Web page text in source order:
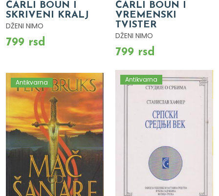
ČARLI BOUN I
SKRIVENI KRALJ
DŽENI NIMO
799 rsd
ČARLI BOUN I
VREMENSKI
TVISTER
DŽENI NIMO
799 rsd
Antikvarna Antikvarna